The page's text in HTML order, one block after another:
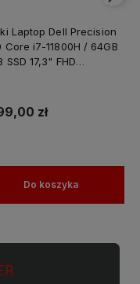
Laptop Dell Precision
Core i7-11800H / 64GB
SSD 17,3" FHD
/ Laptop do Grafiki
zł
Do koszyka